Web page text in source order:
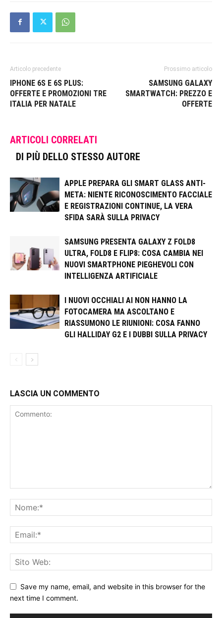
Articolo precedente
IPHONE 6S E 6S PLUS:
OFFERTE E PROMOZIONI TRE
ITALIA PER NATALE
Prossimo articolo
SAMSUNG GALAXY
SMARTWATCH: PREZZO E
OFFERTE
ARTICOLI CORRELATI
DI PIÙ DELLO STESSO AUTORE
APPLE PREPARA GLI SMART GLASS ANTI-
META: NIENTE RICONOSCIMENTO FACCIALE
E REGISTRAZIONI CONTINUE, LA VERA
SFIDA SARÀ SULLA PRIVACY
SAMSUNG PRESENTA GALAXY Z FOLD8
ULTRA, FOLD8 E FLIP8: COSA CAMBIA NEI
NUOVI SMARTPHONE PIEGHEVOLI CON
INTELLIGENZA ARTIFICIALE
I NUOVI OCCHIALI AI NON HANNO LA
FOTOCAMERA MA ASCOLTANO E
RIASSUMONO LE RIUNIONI: COSA FANNO
GLI HALLIDAY G2 E I DUBBI SULLA PRIVACY
LASCIA UN COMMENTO
Save my name, email, and website in this browser for the
next time I comment.